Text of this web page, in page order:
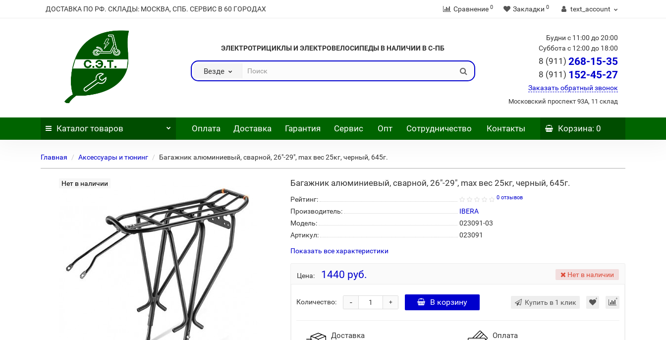
ДОСТАВКА ПО РФ. СКЛАДЫ: МОСКВА, СПБ. СЕРВИС В 60 ГОРОДАХ Сравнение 0 Закладки 0 text_account
ЭЛЕКТРОТРИЦИКЛЫ И ЭЛЕКТРОВЕЛОСИПЕДЫ В НАЛИЧИИ В С-ПБ
Везде
Будни с 11:00 до 20:00
Суббота с 12:00 до 18:00
8 (911) 268-15-35
8 (911) 152-45-27
Заказать обратный звонок
Московский проспект 93А, 11 склад
Каталог товаров Оплата Доставка Гарантия Сервис Опт Сотрудничество Контакты Корзина: 0
Главная Аксессуары и тюнинг Багажник алюминиевый, сварной, 26"-29", max вес 25кг, черный, 645г.
Нет в наличии Багажник алюминиевый, сварной, 26"-29", max вес 25кг, черный, 645г.
Рейтинг: 0 отзывов
Производитель:
IBERA
Модель:
023091-03
Артикул:
023091
Показать все характеристики
Цена: 1440 руб. Нет в наличии
Количество: +
- В корзину Купить в 1 клик
Доставка Оплата